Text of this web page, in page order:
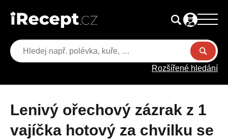
Rozšířené hledání
Lenivý ořechový zázrak z 1
vajíčka hotový za chvilku se